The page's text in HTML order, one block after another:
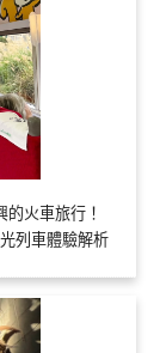
火車旅行！
列車體驗解析